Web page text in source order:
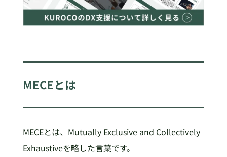
MECEとは
MECEとは、Mutually Exclusive and Collectively
Exhaustiveを略した言葉です。